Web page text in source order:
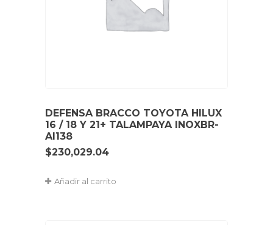
DEFENSA BRACCO TOYOTA HILUX
16 / 18 Y 21+ TALAMPAYA INOXBR-
AI138
$230,029.04
Añadir al carrito